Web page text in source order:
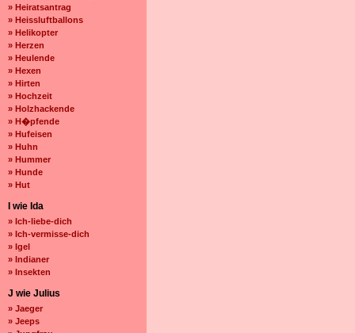
» Heiratsantrag
» Heissluftballons
» Helikopter
» Herzen
» Heulende
» Hexen
» Hirten
» Hochzeit
» Holzhackende
» H�pfende
» Hufeisen
» Huhn
» Hummer
» Hunde
» Hut
I wie Ida
» Ich-liebe-dich
» Ich-vermisse-dich
» Igel
» Indianer
» Insekten
J wie Julius
» Jaeger
» Jeeps